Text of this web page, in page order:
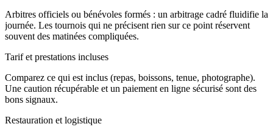
Arbitres officiels ou bénévoles formés : un arbitrage cadré fluidifie la
journée. Les tournois qui ne précisent rien sur ce point réservent
souvent des matinées compliquées.
Tarif et prestations incluses
Comparez ce qui est inclus (repas, boissons, tenue, photographe).
Une caution récupérable et un paiement en ligne sécurisé sont des
bons signaux.
Restauration et logistique